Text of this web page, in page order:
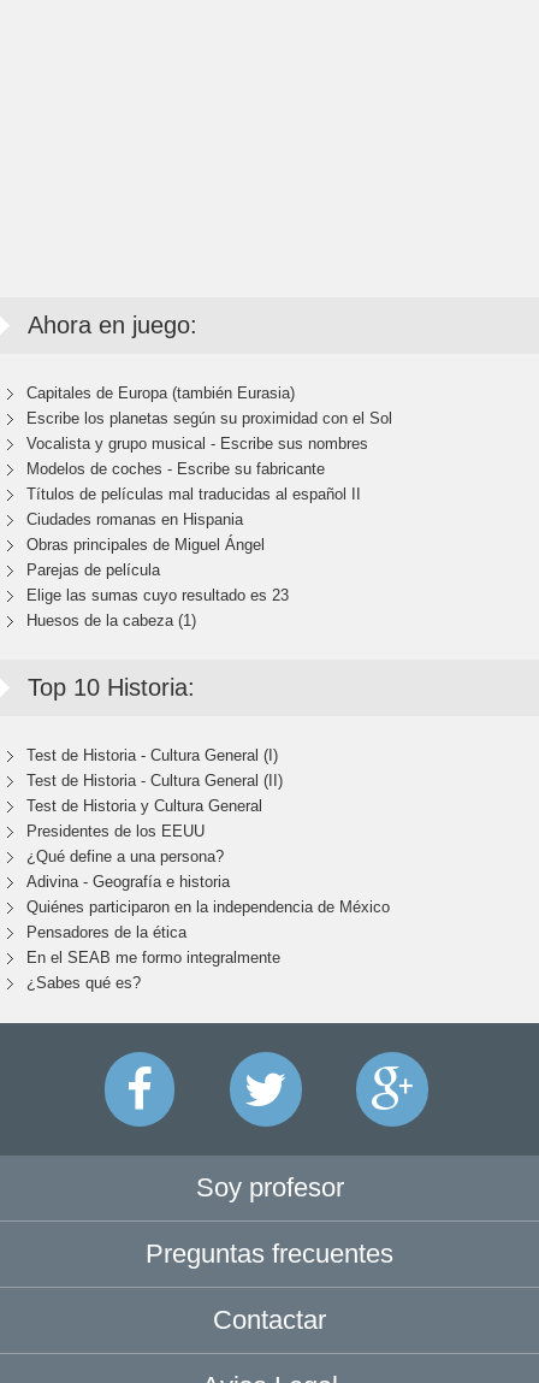
Ahora en juego:
Capitales de Europa (también Eurasia)
Escribe los planetas según su proximidad con el Sol
Vocalista y grupo musical - Escribe sus nombres
Modelos de coches - Escribe su fabricante
Títulos de películas mal traducidas al español II
Ciudades romanas en Hispania
Obras principales de Miguel Ángel
Parejas de película
Elige las sumas cuyo resultado es 23
Huesos de la cabeza (1)
Top 10 Historia:
Test de Historia - Cultura General (I)
Test de Historia - Cultura General (II)
Test de Historia y Cultura General
Presidentes de los EEUU
¿Qué define a una persona?
Adivina - Geografía e historia
Quiénes participaron en la independencia de México
Pensadores de la ética
En el SEAB me formo integralmente
¿Sabes qué es?
Soy profesor
Preguntas frecuentes
Contactar